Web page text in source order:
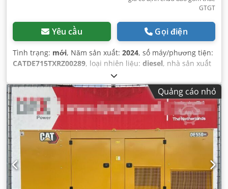
GTGT
Yêu cầu Gọi điện
Tình trạng: mới, Năm sản xuất: 2024, số máy/phương tiện:
CATDE715TXRZ00289, loại nhiên liệu: diesel, nhà sản xuất
Quảng cáo nhỏ